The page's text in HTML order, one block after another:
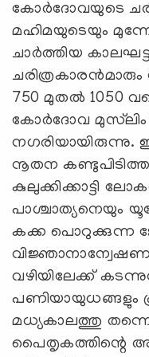
കോര്‍ദോവയുടെ
മഹിമയുടെയും
ചാര്‍ത്തിയ
ചരിത്രകാരന്‍മാരും
750 മുതല്‍ 1050
കോര്‍ദോവ
നഗരിയായിരുന്നു.
നൂതന
കുലുക്കിക്കാട്ടി
പാശ്ചാത്യനെയും
കക്ക പൊറുക്കുന്ന
വഴിയിലേക്ക്
പണിയായുധങ്ങളും
മധ്യകാലത്തു
പൈതൃകത്തിന്റെ